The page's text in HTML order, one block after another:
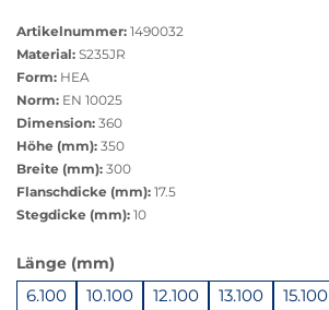
anzeigen
Artikelnummer: 1490032
Material: S235JR
Form: HEA
Norm: EN 10025
Dimension: 360
Höhe (mm): 350
Breite (mm): 300
Flanschdicke (mm): 17.5
Stegdicke (mm): 10
Das
Produkt
ist
Länge (mm)
6.100 10.100 12.100 13.100 15.100